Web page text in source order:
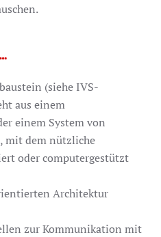
(siehe IVS-
aus einem
einem System von
mit dem nützliche
oder computergestützt
Architektur
zur Kommunikation mit